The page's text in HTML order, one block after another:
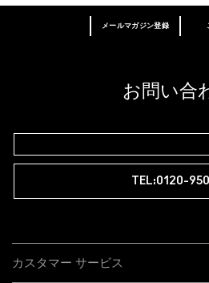
あなたはM･A･Cラバー ロ
登録後の初回購入時に10%OFF
メールマガジン登録
お問い合
TEL:0120-
カスタマー サービス